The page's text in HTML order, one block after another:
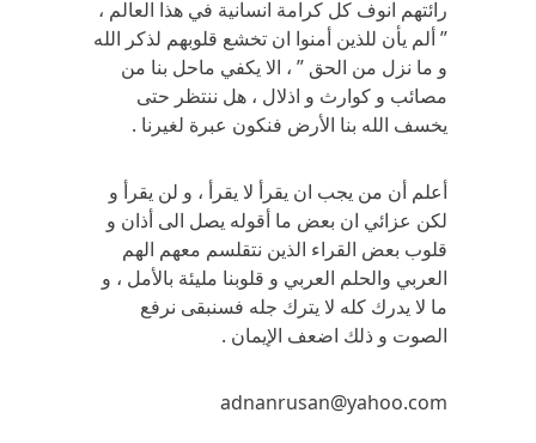
رائتهم انوف كل كرامة انسانية في هذا العالم ،
” ألم يأن للذين أمنوا ان تخشع قلوبهم لذكر الله
و ما نزل من الحق ” ، الا يكفي ماحل بنا من
مصائب و كوارث و اذلال ، هل ننتظر حتى
يخسف الله بنا الأرض فنكون عبرة لغيرنا .
أعلم أن من يجب ان يقرأ لا يقرأ ، و لن يقرأ و
لكن عزائي ان بعض ما أقوله يصل الى أذان و
قلوب بعض القراء الذين نتقلسم معهم الهم
العربي والحلم العربي و قلوبنا مليئة بالأمل ، و
ما لا يدرك كله لا يترك جله فسنبقى نرفع
الصوت و ذلك اضعف الإيمان .
adnanrusan@yahoo.com